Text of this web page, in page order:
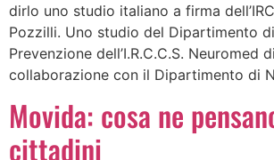
dirlo uno studio italiano a firma
Pozzilli. Uno studio del Dipartimento
Prevenzione dell’I.R.C.C.S. Neuromed
collaborazione con il Dipartimento di
Movida: cosa ne
cittadini